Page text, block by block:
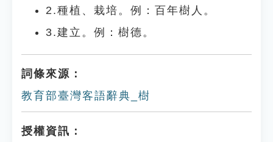
2.種植、栽培。例：百年樹人。
3.建立。例：樹德。
詞條來源：
教育部臺灣客語辭典_樹
授權資訊：